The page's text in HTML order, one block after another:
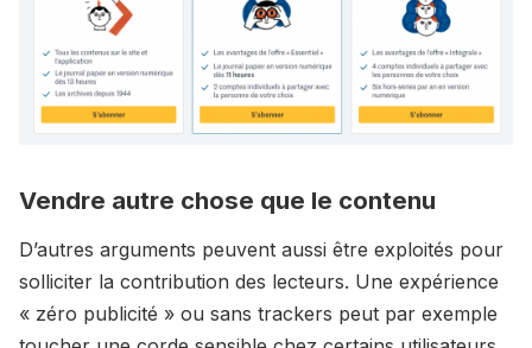
Vendre autre chose que le contenu
D’autres arguments peuvent aussi être exploités pour
solliciter la contribution des lecteurs. Une expérience
« zéro publicité » ou sans trackers peut par exemple